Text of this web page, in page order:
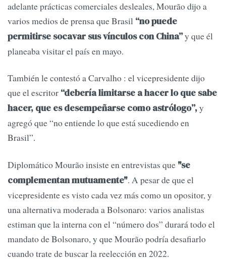
adelante prácticas comerciales desleales, Mourão dijo a
varios medios de prensa que Brasil “no puede
permitirse socavar sus vínculos con China”y que él
planeaba visitar el país en mayo.
También le contestó a Carvalho : el vicepresidente dijo
que el escritor “debería limitarse a hacer lo que sabe
hacer, que es desempeñarse como astrólogo”,y
agregó que “no entiende lo que está sucediendo en
Brasil”.
Diplomático Mourão insiste en entrevistas que "se
complementan mutuamente". A pesar de que el
vicepresidente es visto cada vez más como un opositor, y
una alternativa moderada a Bolsonaro: varios analistas
estiman que la interna con el “número dos” durará todo el
mandato de Bolsonaro, y que Mourão podría desafiarlo
cuando trate de buscar la reelección en 2022.